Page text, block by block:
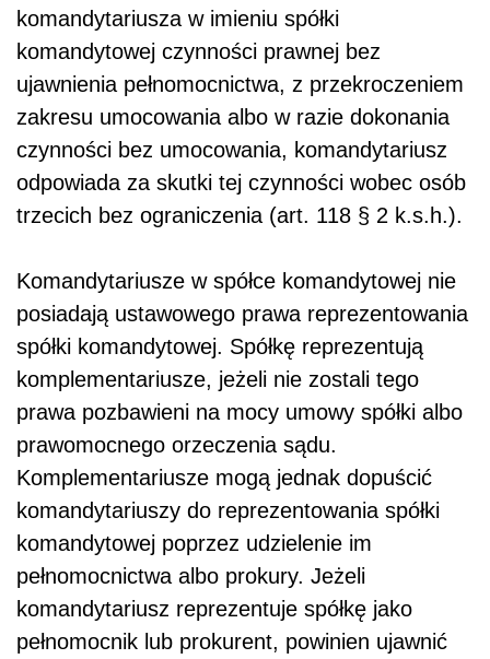
komandytariusza w imieniu spółki
komandytowej czynności prawnej bez
ujawnienia pełnomocnictwa, z przekroczeniem
zakresu umocowania albo w razie dokonania
czynności bez umocowania, komandytariusz
odpowiada za skutki tej czynności wobec osób
trzecich bez ograniczenia (art. 118 § 2 k.s.h.).
Komandytariusze w spółce komandytowej nie
posiadają ustawowego prawa reprezentowania
spółki komandytowej. Spółkę reprezentują
komplementariusze, jeżeli nie zostali tego
prawa pozbawieni na mocy umowy spółki albo
prawomocnego orzeczenia sądu.
Komplementariusze mogą jednak dopuścić
komandytariuszy do reprezentowania spółki
komandytowej poprzez udzielenie im
pełnomocnictwa albo prokury. Jeżeli
komandytariusz reprezentuje spółkę jako
pełnomocnik lub prokurent, powinien ujawnić